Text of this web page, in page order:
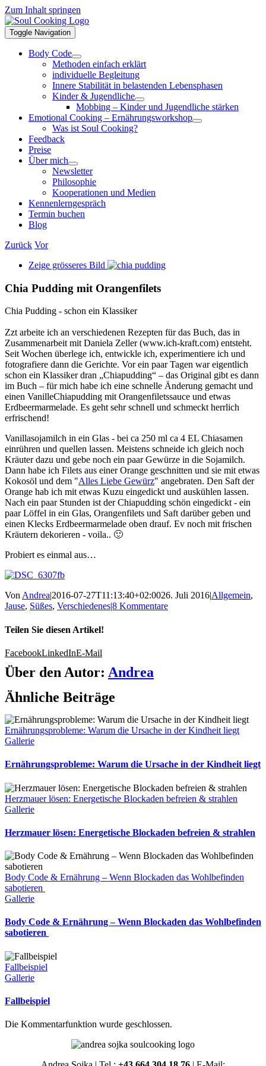
Zum Inhalt springen
Toggle Navigation
Body Code
Methoden einfach erklärt
individuelle Begleitung
Innere Stabilität in belastenden Lebensphasen
Kinder & Jugendliche
Mobbing – Kinder und Jugendliche stärken
Emotional Cooking – Ernährungsworkshop
Was ist Soul Cooking?
Feedback
Preise
Über mich
Newsletter
Philosophie
Kooperationen und Medien
Kennenlerngespräch
Termin buchen
Blog
Zurück Vor
Zeige grösseres Bild
Chia Pudding mit Orangenfilets
Chia Pudding - schon ein Klassiker
Zzt arbeite ich an verschiedenen Rezepten für das Buch, das in
Zusammenarbeit mit Daniela Zeller (www.ich-kraft.com) entsteht.
Seit Wochen überlege ich, entwickle ich, experimentiere ich und
fotografiere dann die Gerichte. Vor ein paar Tagen war eigentlich
schon ein Klassiker dran „Chiapudding“ – das Original gibt es dann
im Buch – für mich habe ich eine schnelle Änderung gemacht und
einen VanilleChiapudding mit Orangenfiletssauce und etwas
Erdbeermarmelade. Es geht sehr schnell und schmeckt herrlich
erfrischend!
Vanillasojamilch in ein Glas - bei ca 250 ml ca 4 EL Chiasamen
einrühren und quellen lassen. Meistens schneide ich gleich noch
Kräuter dazu und gebe noch ein paar Gewürze in die Sojamilch.
Dann habe ich Filets aus einer Orange geschnitten und sie mit etwas
Kokosöl und dem "Alles Liebe Gewürz" angebraten. Den Saft der
Orange hab ich mit etwas Kuzu eingedickt und auskühlen lassen.
Nach ein paar Stunden ist der Chiapudding schön eingedickt - ein
paar Löffel in ein Glas, Orangenfilets und Saft darüber geben und
einen Klecks Erdbeermarmelade oben drauf. Ev noch mit frischen
Kräutern dekorieren - voila.. 🙂
Probiert es einmal aus…
VonAndrea|2016-07-27T11:13:40+02:0026. Juli 2016|Allgemein,
Jause, Süßes, Verschiedenes|8 Kommentare
Teilen Sie diesen Artikel!
FacebookLinkedInE-Mail
Über den Autor: Andrea
Ähnliche Beiträge
Ernährungsprobleme: Warum die Ursache in der Kindheit liegt
Gallerie
Ernährungsprobleme: Warum die Ursache in der Kindheit liegt
Herzmauer lösen: Energetische Blockaden befreien & strahlen
Gallerie
Herzmauer lösen: Energetische Blockaden befreien & strahlen
Body Code & Ernährung – Wenn Blockaden das Wohlbefinden
sabotieren
Gallerie
Body Code & Ernährung – Wenn Blockaden das Wohlbefinden
sabotieren
Fallbeispiel
Gallerie
Fallbeispiel
Die Kommentarfunktion wurde geschlossen.